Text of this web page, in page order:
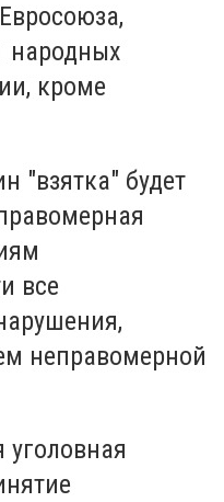
народных
кроме
"взятка" будет
все
неправомерной
уголовная